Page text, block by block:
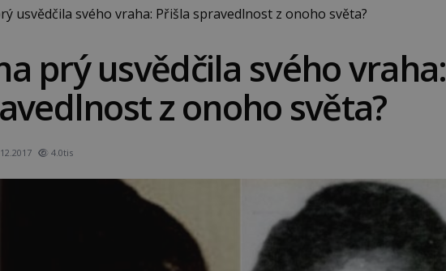
usvědčila svého vraha: Přišla spravedlnost z onoho světa?
prý usvědčila svého vraha:
z onoho světa?
4.0tis